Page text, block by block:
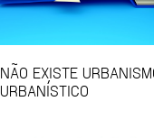
NÃO EXISTE
URBANÍSTICO